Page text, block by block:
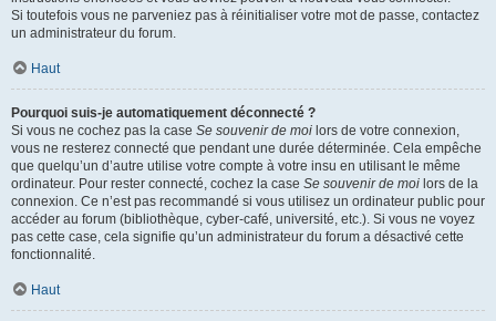
Si toutefois vous ne parveniez pas à réinitialiser votre mot de passe, contactez
un administrateur du forum.
Haut
Pourquoi suis-je automatiquement déconnecté ?
Si vous ne cochez pas la case Se souvenir de moi lors de votre connexion,
vous ne resterez connecté que pendant une durée déterminée. Cela empêche
que quelqu’un d’autre utilise votre compte à votre insu en utilisant le même
ordinateur. Pour rester connecté, cochez la case Se souvenir de moi lors de la
connexion. Ce n’est pas recommandé si vous utilisez un ordinateur public pour
accéder au forum (bibliothèque, cyber-café, université, etc.). Si vous ne voyez
pas cette case, cela signifie qu’un administrateur du forum a désactivé cette
fonctionnalité.
Haut